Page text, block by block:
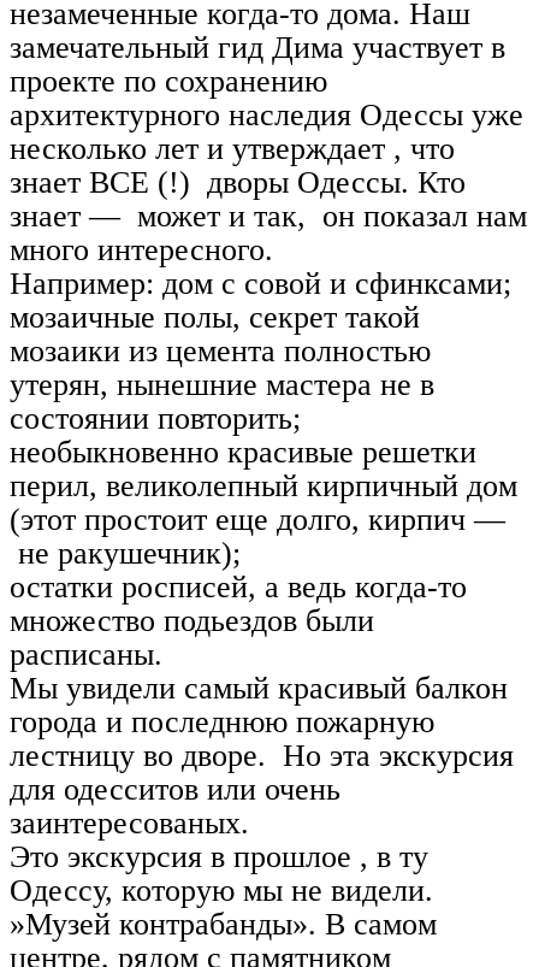
незамеченные когда-то дома. Наш
замечательный гид Дима участвует в
проекте по сохранению
архитектурного наследия Одессы уже
несколько лет и утверждает , что
знает ВСЕ (!) дворы Одессы. Кто
знает — может и так, он показал нам
много интересного.
Например: дом с совой и сфинксами;
мозаичные полы, секрет такой
мозаики из цемента полностью
утерян, нынешние мастера не в
состоянии повторить;
необыкновенно красивые решетки
перил, великолепный кирпичный дом
(этот простоит еще долго, кирпич —
не ракушечник);
остатки росписей, а ведь когда-то
множество подьездов были
расписаны.
Мы увидели самый красивый балкон
города и последнюю пожарную
лестницу во дворе. Но эта экскурсия
для одесситов или очень
заинтересованых.
Это экскурсия в прошлое , в ту
Одессу, которую мы не видели.
»Музей контрабанды». В самом
центре, рядом с памятником